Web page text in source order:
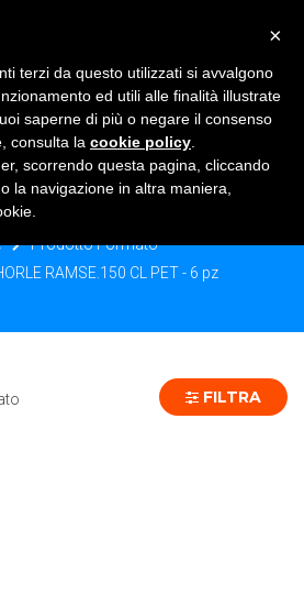
RAMSE.150 CL PET -
6 PZ
Prodotto Formato
RAMSE.150 CL PET - 6 pz
FILTRA
×
terzi da questo utilizzati si avvalgono
ed utili alle finalità illustrate
saperne di più o negare il consenso
consulta la cookie policy
scorrendo questa pagina, cliccando
la navigazione in altra maniera,